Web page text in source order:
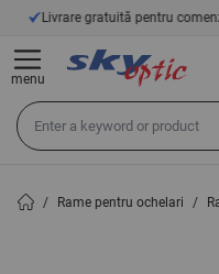
Mergeți la Conținut
peste 250 ron
Căutați în întregul magazin
menu
/ Rame pentru ochelari /